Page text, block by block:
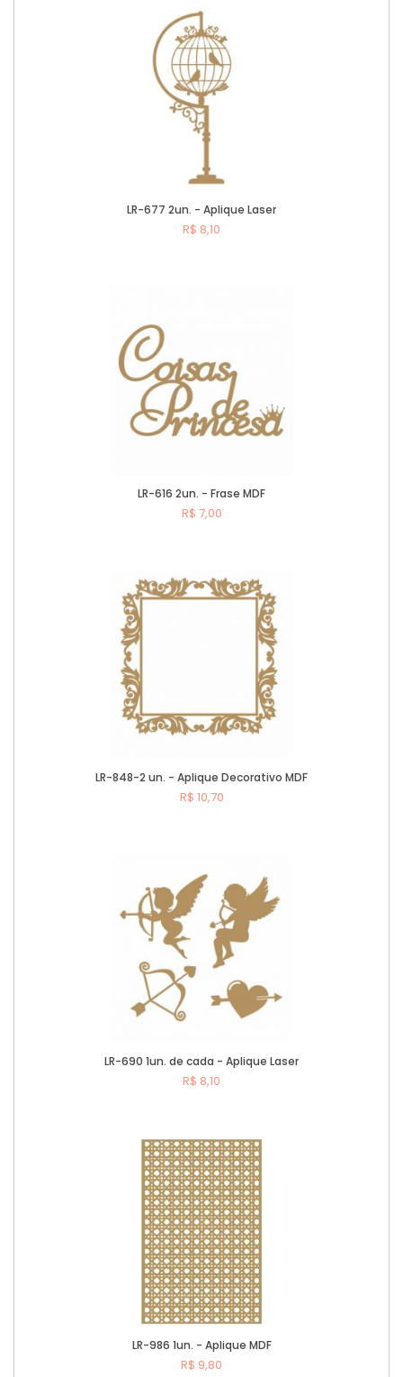
LR-677 2un. - Aplique Laser
R$ 8,10
LR-616 2un. - Frase MDF
R$ 7,00
LR-848-2 un. - Aplique Decorativo MDF
R$ 10,70
LR-690 1un. de cada - Aplique Laser
R$ 8,10
LR-986 1un. - Aplique MDF
R$ 9,80